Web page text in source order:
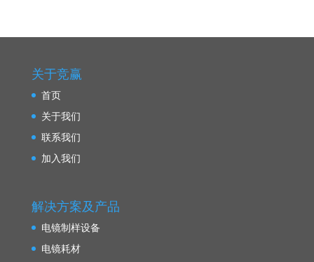
关于竞赢
首页
关于我们
联系我们
加入我们
解决方案及产品
电镜制样设备
电镜耗材